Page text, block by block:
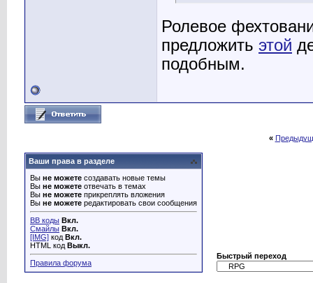
Ролевое
предложить этой
подобным.
«
Ваши права в разделе
Вы не можете создавать новые темы
Вы не можете отвечать в темах
Вы не можете прикреплять вложения
Вы не можете редактировать свои сообщения
BB коды Вкл.
Смайлы Вкл.
[IMG] код Вкл.
HTML код Выкл.
Правила форума
Быстрый переход